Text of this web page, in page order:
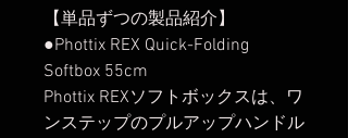
【単品ずつの製品紹介】
●Phottix REX Quick-Folding
Softbox 55cm
Phottix REXソフトボックスは、ワ
ンステップのプルアップハンドル